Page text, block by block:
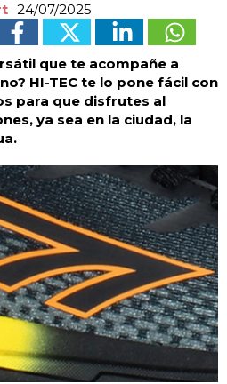
24/07/2025
que te acompañe a
HI-TEC te lo pone fácil con
para que disfrutes al
ya sea en la ciudad, la